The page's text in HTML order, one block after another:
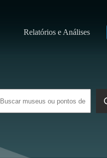
Relatórios e Análises
resultados